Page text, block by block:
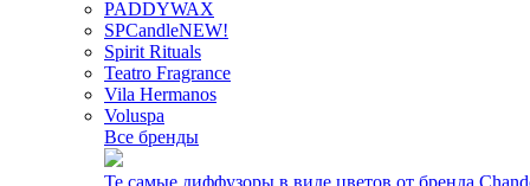
PADDYWAX
SPCandleNEW!
Spirit Rituals
Teatro Fragrance
Vila Hermanos
Voluspa
Все бренды
Те самые диффузоры в виде цветов от бренда